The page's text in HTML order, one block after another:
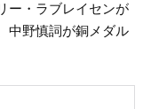
ー・ラブレイセンが
中野慎詞が銅メダル